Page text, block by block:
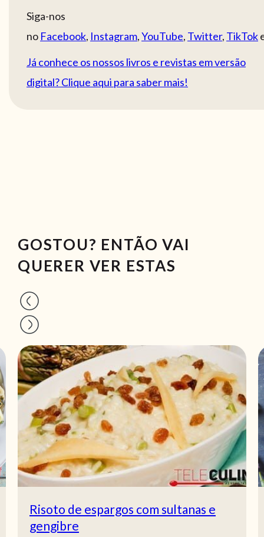
Siga-nos
no Facebook, Instagram,YouTube, Twitter, TikTok
Já conhece os nossos livros e revistas em versão
digital? Clique aqui para saber mais!
GOSTOU? ENTÃO VAI
QUERER VER ESTAS
Risoto de espargos com sultanas e
gengibre